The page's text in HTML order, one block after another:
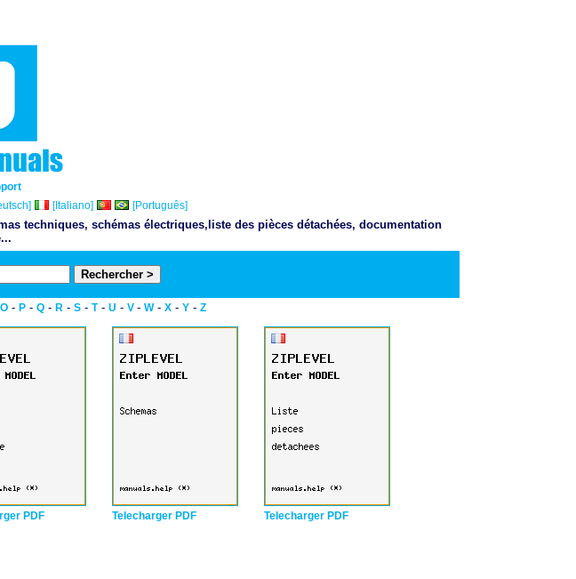
[Italiano] [Português]
techniques, schémas électriques,liste des pièces détachées, documentation
O - P - Q - R - S - T- U - V - W- X - Y - Z
PDF Telecharger PDF Telecharger PDF